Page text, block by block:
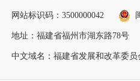
网站标识码：3500000042
地址：福建省福州市湖东路78号
中文域名：福建省发展和改革委员